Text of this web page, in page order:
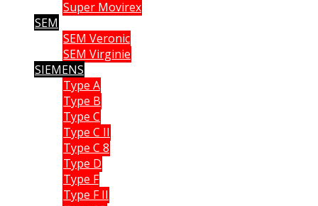
Super Movirex
SEM
SEM Veronic
SEM Virginie
SIEMENS
Type A
Type B
Type C
Type C II
Type C 8
Type D
Type F
Type F II